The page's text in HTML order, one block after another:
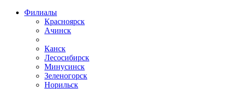
Филиалы
Красноярск
Ачинск
Канск
Лесосибирск
Минусинск
Зеленогорск
Норильск